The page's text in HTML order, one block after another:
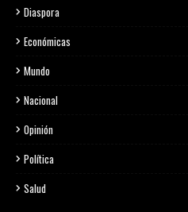
Diaspora
Económicas
Mundo
Nacional
Opinión
Política
Salud